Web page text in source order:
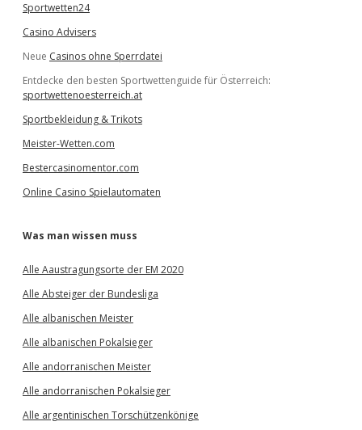
Sportwetten24
Casino Advisers
Neue Casinos ohne Sperrdatei
Entdecke den besten Sportwettenguide für Österreich:
sportwettenoesterreich.at
Sportbekleidung & Trikots
Meister-Wetten.com
Bestercasinomentor.com
Online Casino Spielautomaten
Was man wissen muss
Alle Aaustragungsorte der EM 2020
Alle Absteiger der Bundesliga
Alle albanischen Meister
Alle albanischen Pokalsieger
Alle andorranischen Meister
Alle andorranischen Pokalsieger
Alle argentinischen Torschützenkönige